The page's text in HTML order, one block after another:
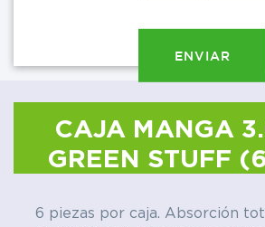
CAJA MANGA
GREEN STUFF
6 piezas por caja. Absorción
ENVIAR